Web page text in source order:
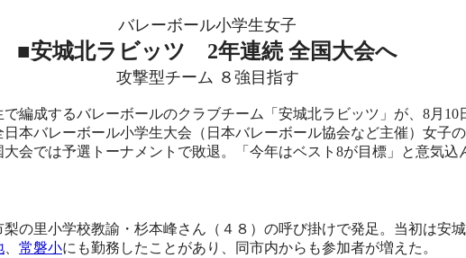
バレーボール小学生女子
■安城北ラビッツ 2年連続 全国大会へ
攻撃型チーム ８強目指す
編成するバレーボールのクラブチーム「安城北ラビッツ」が、8月10
日本バレーボール小学生大会（日本バレーボール協会など主催）女子
会では予選トーナメントで敗退。「今年はベスト8が目標」と意気込
の里小学校教諭・杉本峰さん（４８）の呼び掛けで発足。当初は安
常磐小にも勤務したことがあり、同市内からも参加者が増えた。